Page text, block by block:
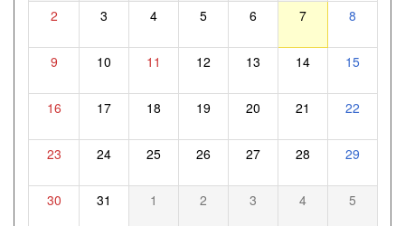
2 3 4 5 6 7 8
9 10 11 12 13 14 15
16 17 18 19 20 21 22
23 24 25 26 27 28 29
30 31 1 2 3 4 5